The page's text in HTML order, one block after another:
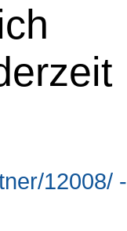
12008/ -